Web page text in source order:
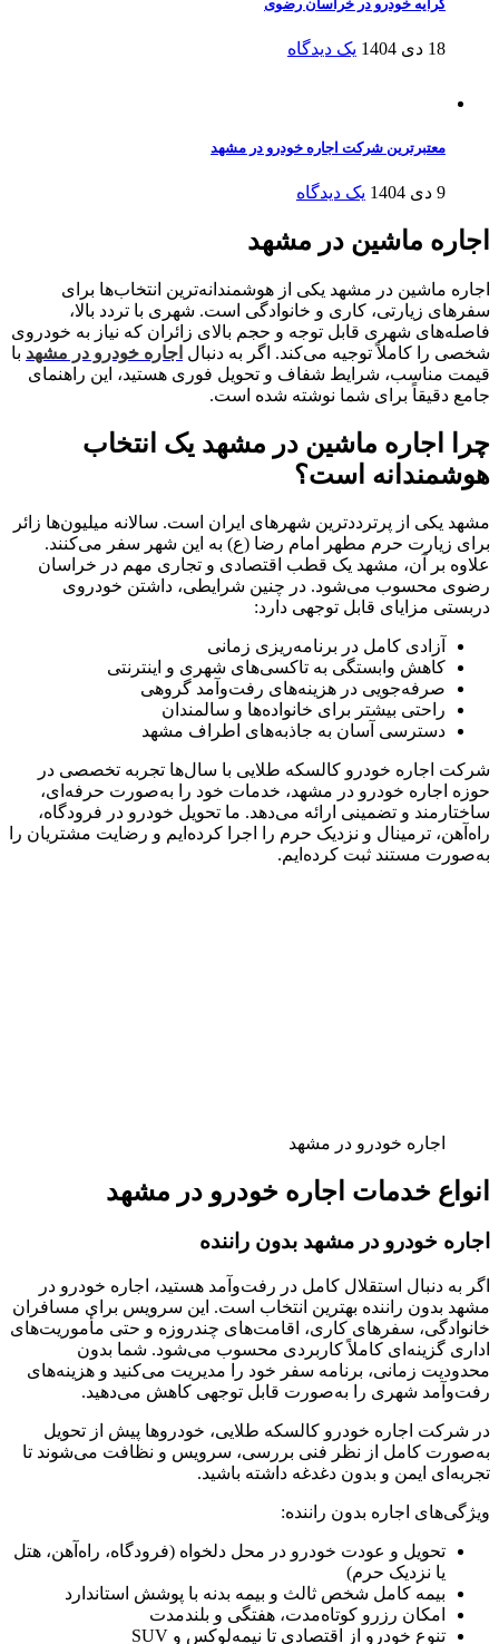
کرایه خودرو در خراسان رضوی
18 دی 1404 یک دیدگاه
معتبرترین شرکت اجاره خودرو در مشهد
9 دی 1404 یک دیدگاه
اجاره ماشین در مشهد
اجاره ماشین در مشهد یکی از هوشمندانه‌ترین انتخاب‌ها برای
سفرهای زیارتی، کاری و خانوادگی است. شهری با تردد بالا،
فاصله‌های شهری قابل توجه و حجم بالای زائران که نیاز به خودروی
شخصی را کاملاً توجیه می‌کند. اگر به دنبال اجاره خودرو در مشهد با
قیمت مناسب، شرایط شفاف و تحویل فوری هستید، این راهنمای
جامع دقیقاً برای شما نوشته شده است.
چرا اجاره ماشین در مشهد یک انتخاب
هوشمندانه است؟
مشهد یکی از پرترددترین شهرهای ایران است. سالانه میلیون‌ها زائر
برای زیارت حرم مطهر امام رضا (ع) به این شهر سفر می‌کنند.
علاوه بر آن، مشهد یک قطب اقتصادی و تجاری مهم در خراسان
رضوی محسوب می‌شود. در چنین شرایطی، داشتن خودروی
دربستی مزایای قابل توجهی دارد:
آزادی کامل در برنامه‌ریزی زمانی
کاهش وابستگی به تاکسی‌های شهری و اینترنتی
صرفه‌جویی در هزینه‌های رفت‌وآمد گروهی
راحتی بیشتر برای خانواده‌ها و سالمندان
دسترسی آسان به جاذبه‌های اطراف مشهد
شرکت اجاره خودرو کالسکه طلایی با سال‌ها تجربه تخصصی در
حوزه اجاره خودرو در مشهد، خدمات خود را به‌صورت حرفه‌ای،
ساختارمند و تضمینی ارائه می‌دهد. ما تحویل خودرو در فرودگاه،
راه‌آهن، ترمینال و نزدیک حرم را اجرا کرده‌ایم و رضایت مشتریان را
به‌صورت مستند ثبت کرده‌ایم.
اجاره خودرو در مشهد
انواع خدمات اجاره خودرو در مشهد
اجاره خودرو در مشهد بدون راننده
اگر به دنبال استقلال کامل در رفت‌وآمد هستید، اجاره خودرو در
مشهد بدون راننده بهترین انتخاب است. این سرویس برای مسافران
خانوادگی، سفرهای کاری، اقامت‌های چندروزه و حتی مأموریت‌های
اداری گزینه‌ای کاملاً کاربردی محسوب می‌شود. شما بدون
محدودیت زمانی، برنامه سفر خود را مدیریت می‌کنید و هزینه‌های
رفت‌وآمد شهری را به‌صورت قابل توجهی کاهش می‌دهید.
در شرکت اجاره خودرو کالسکه طلایی، خودروها پیش از تحویل
به‌صورت کامل از نظر فنی بررسی، سرویس و نظافت می‌شوند تا
تجربه‌ای ایمن و بدون دغدغه داشته باشید.
ویژگی‌های اجاره بدون راننده:
تحویل و عودت خودرو در محل دلخواه (فرودگاه، راه‌آهن، هتل
یا نزدیک حرم)
بیمه کامل شخص ثالث و بیمه بدنه با پوشش استاندارد
امکان رزرو کوتاه‌مدت، هفتگی و بلندمدت
تنوع خودرو از اقتصادی تا نیمه‌لوکس و SUV